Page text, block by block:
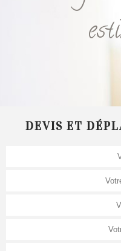
DEVIS ET